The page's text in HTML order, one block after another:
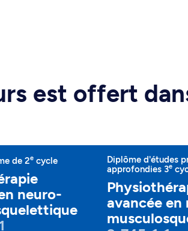
est offert
de 2e cycle
neuro-
Diplôme d'études
approfondies 3e
avancée en